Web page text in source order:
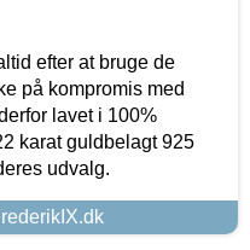
efter at bruge de
på kompromis med
lavet i 100%
karat guldbelagt 925
udvalg.